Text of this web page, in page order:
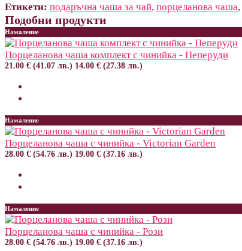
Етикети: подаръчна чаша за чай, порцеланова чаша,
Подобни продукти
Намаление
Порцеланова чаша комплект с чинийка - Пеперуди
21.00 € (41.07 лв.) 14.00 € (27.38 лв.)
Намаление
Порцеланова чаша с чинийка - Victorian Garden
28.00 € (54.76 лв.) 19.00 € (37.16 лв.)
Намаление
Порцеланова чаша с чинийка - Рози
28.00 € (54.76 лв.) 19.00 € (37.16 лв.)